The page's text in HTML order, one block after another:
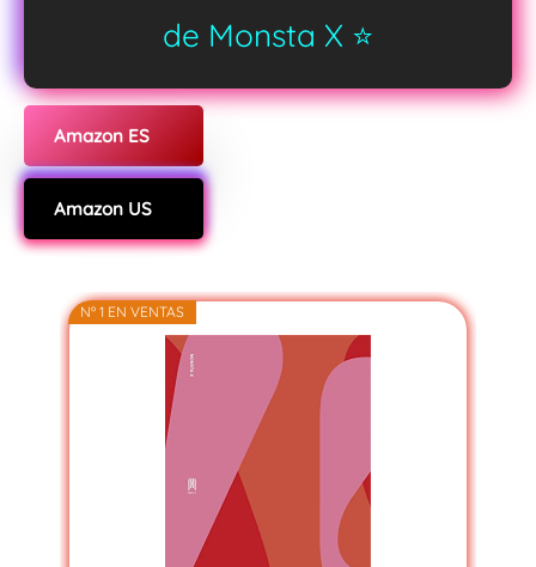
de Monsta X ⭐️
Amazon ES
Amazon US
Nº 1 EN VENTAS